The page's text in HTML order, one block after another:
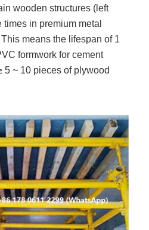
wooden structures (left
in premium metal
means the lifespan of 1
formwork for cement
5 ~ 10 pieces of plywood